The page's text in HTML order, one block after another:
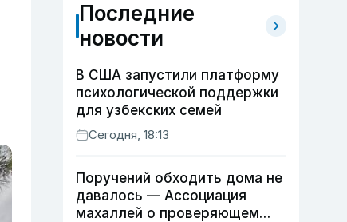
Последние
новости
В США запустили платформу
психологической поддержки
для узбекских семей
Сегодня, 18:13
Поручений обходить дома не
давалось — Ассоциация
махаллей о проверяющем